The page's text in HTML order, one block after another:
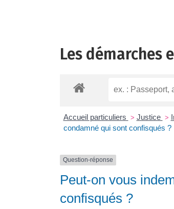
Les
Accueil particuliers > Justice >
condamné qui sont confisqués ?
Question-réponse
Peut-on vous
confisqués ?
Evolution du bourg |
La maison